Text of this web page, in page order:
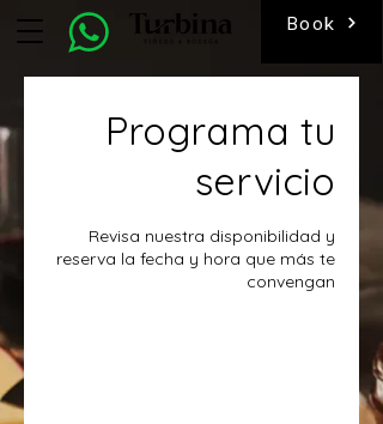
Book
Programa tu
servicio
Revisa nuestra disponibilidad y
reserva la fecha y hora que más te
convengan